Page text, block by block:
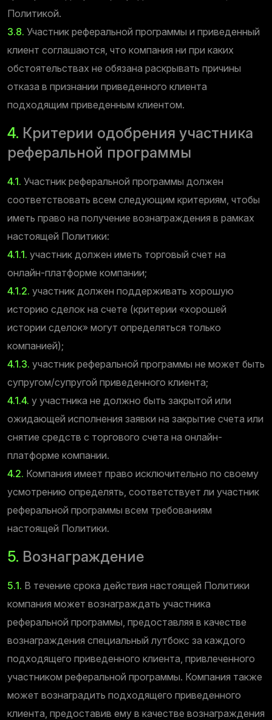
Политикой.
3.8. Участник реферальной программы и приведенный
клиент соглашаются, что компания ни при каких
обстоятельствах не обязана раскрывать причины
отказа в признании приведенного клиента
подходящим приведенным клиентом.
4. Критерии одобрения участника
реферальной программы
4.1. Участник реферальной программы должен
соответствовать всем следующим критериям, чтобы
иметь право на получение вознаграждения в рамках
настоящей Политики:
4.1.1. участник должен иметь торговый счет на
онлайн-платформе компании;
4.1.2. участник должен поддерживать хорошую
историю сделок на счете (критерии «хорошей
истории сделок» могут определяться только
компанией);
4.1.3. участник реферальной программы не может быть
супругом/супругой приведенного клиента;
4.1.4. у участника не должно быть закрытой или
ожидающей исполнения заявки на закрытие счета или
снятие средств с торгового счета на онлайн-
платформе компании.
4.2. Компания имеет право исключительно по своему
усмотрению определять, соответствует ли участник
реферальной программы всем требованиям
настоящей Политики.
5. Вознаграждение
5.1. В течение срока действия настоящей Политики
компания может вознаграждать участника
реферальной программы, предоставляя в качестве
вознаграждения специальный лутбокс за каждого
подходящего приведенного клиента, привлеченного
участником реферальной программы. Компания также
может вознаградить подходящего приведенного
клиента, предоставив ему в качестве вознаграждения